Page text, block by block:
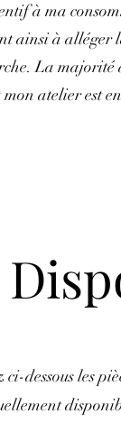
à ma
ainsi à alléger
La majorité
mon atelier est
ci-dessous les